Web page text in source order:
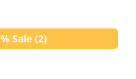
% Sale (2)